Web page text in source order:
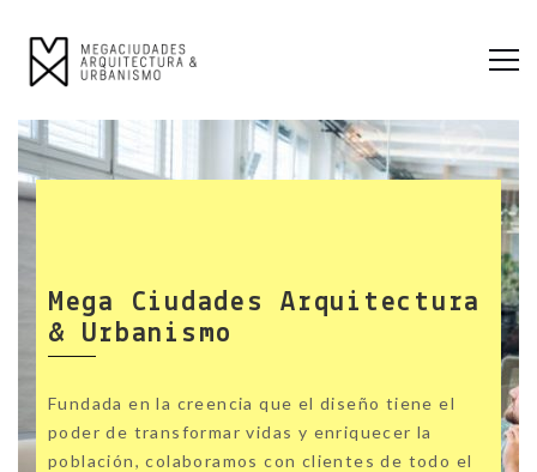
Mega Ciudades Arquitectura
& Urbanismo
Fundada en la creencia que el diseño tiene el
poder de transformar vidas y enriquecer la
población, colaboramos con clientes de todo el